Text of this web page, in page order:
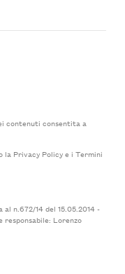
contenuti consentita a
la Privacy Policye i Termini
n.672/14 del 15.05.2014 -
Lorenzo